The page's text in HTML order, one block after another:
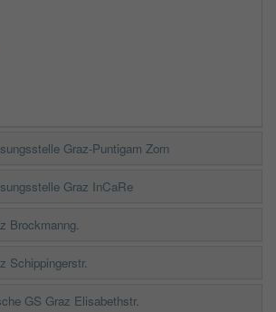
Graz-Puntigam Zorn
Graz InCaRe
Brockmanng.
Schippingerstr.
GS Graz Elisabethstr.